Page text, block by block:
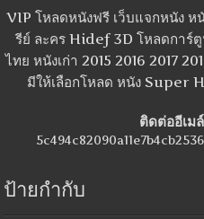
VIP โหลดหนังฟรี เว็บแจกหนัง
รีย์ ละคร Hidef 3D โหลดการ์
ไทย หนังเก่า 2015 2016 2017
มีให้เลือกโหลด หนัง
ติดต่ออีเม
ป้ายกำกับ